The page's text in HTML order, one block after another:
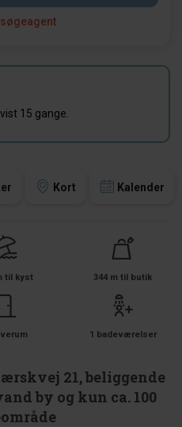
Kort Kalender
til kyst 344 m til butik
1 badeværelser
21, beliggende
by og kun ca. 100
15 gange.